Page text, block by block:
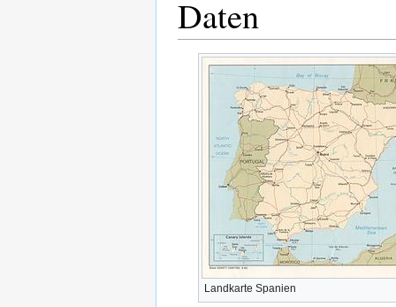
Daten
Landkarte Spanien